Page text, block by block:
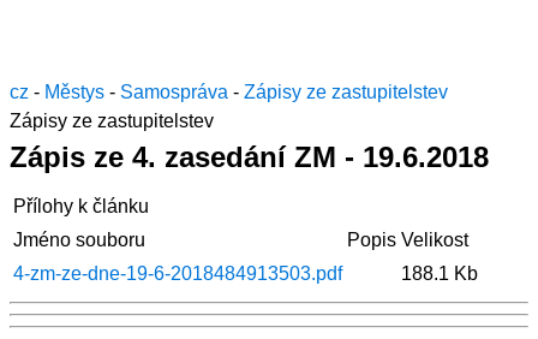
cz - Městys - Samospráva - Zápisy ze zastupitelstev
Zápisy ze zastupitelstev
Zápis ze 4. zasedání ZM - 19.6.2018
Přílohy k článku
Jméno souboru
Popis Velikost
4-zm-ze-dne-19-6-2018484913503.pdf
188.1 Kb